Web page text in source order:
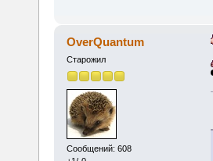
OverQuantum
Старожил
Сообщений: 608